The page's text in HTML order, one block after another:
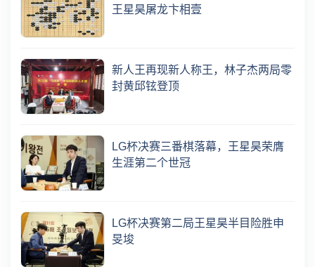
王星昊屠龙卞相壹
新人王再现新人称王，林子杰两局零
封黄邱铉登顶
LG杯决赛三番棋落幕，王星昊荣膺
生涯第二个世冠
LG杯决赛第二局王星昊半目险胜申
旻埈